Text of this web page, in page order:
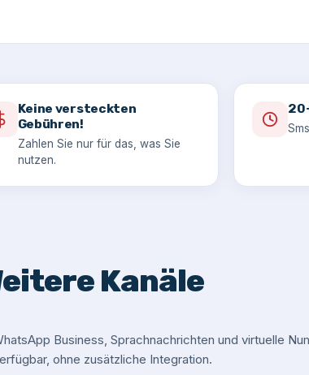
Keine versteckten
Gebühren!
Zahlen Sie nur für das, was Sie
nutzen.
Kanäle
Business, Sprachnachrichten und virtuelle
ohne zusätzliche Integration.